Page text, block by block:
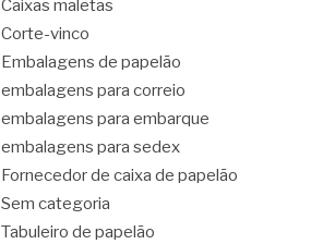
Caixas maletas
Corte-vinco
Embalagens de papelão
embalagens para correio
embalagens para embarque
embalagens para sedex
Fornecedor de caixa de papelão
Sem categoria
Tabuleiro de papelão